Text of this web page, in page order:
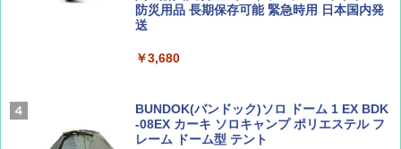
Coyote No.89 特集 星野道夫 夢見る旅
AIRLINE（エアライン）2026年9月号【特
集】ボーイング110周年を祝して！
地球の歩き方 スター・ウォーズ
A26 地球の歩き方 チェコ ポーランド スロヴ
ァキア 2026～2027 地球の歩き方A ヨーロッ
￥5,999
ーティング フルクローズ メッシュ 3-4人用
簡単設置 ポップアップテント エクルベージ
ュ(BC仕様) PATC-150B(EB)
防災用品 長期保存可能 緊急時用 日本国内発
送
￥3,680
BUNDOK(バンドック)ソロ ドーム 1 EX BDK
-08EX カーキ ソロキャンプ ポリエステル フ
レーム ドーム型 テント